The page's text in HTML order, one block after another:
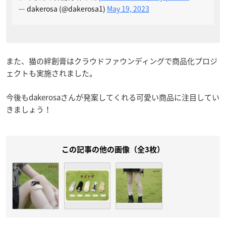
— dakerosa (@dakerosa1) May 19, 2023
また、猫の絆創膏はクラウドファウンディングで商品化プロジ
ェクトも実施されました。
今後もdakerosaさんが発案してくれる可愛い商品に注目してい
きましょう！
この記事の他の画像（全3枚）